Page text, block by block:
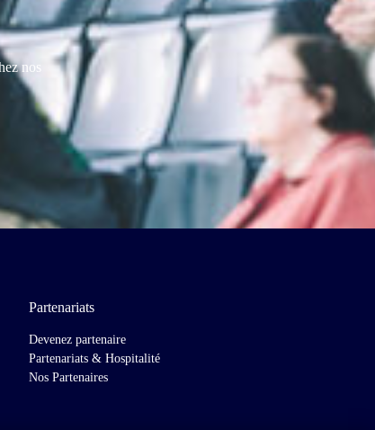
nos
Partenariats
Devenez partenaire
Partenariats & Hospitalité
Nos Partenaires